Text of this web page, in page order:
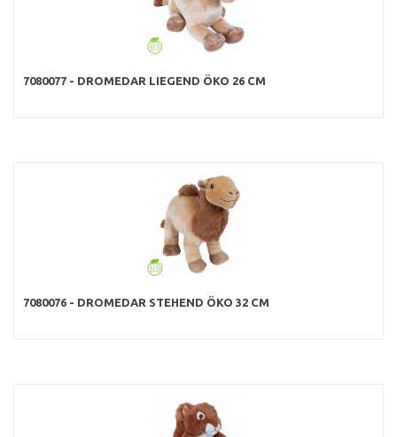
7080077 - DROMEDAR LIEGEND ÖKO 26 CM
7080076 - DROMEDAR STEHEND ÖKO 32 CM